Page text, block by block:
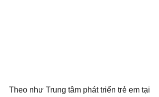
Theo như Trung tâm phát triển trẻ em tại